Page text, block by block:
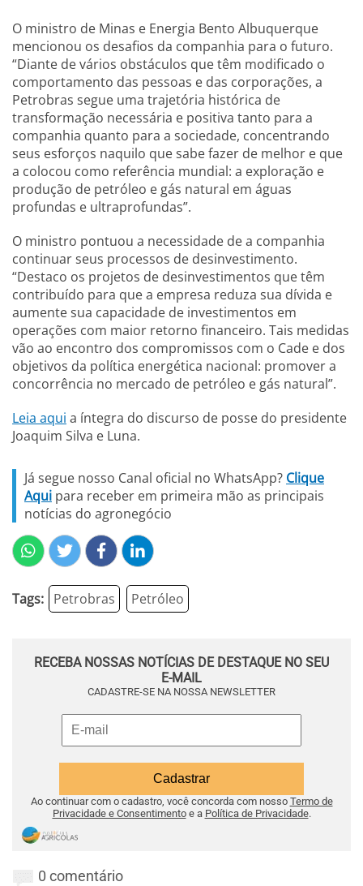
O ministro de Minas e Energia Bento Albuquerque
mencionou os desafios da companhia para o futuro.
“Diante de vários obstáculos que têm modificado o
comportamento das pessoas e das corporações, a
Petrobras segue uma trajetória histórica de
transformação necessária e positiva tanto para a
companhia quanto para a sociedade, concentrando
seus esforços naquilo que sabe fazer de melhor e que
a colocou como referência mundial: a exploração e
produção de petróleo e gás natural em águas
profundas e ultraprofundas”.
O ministro pontuou a necessidade de a companhia
continuar seus processos de desinvestimento.
“Destaco os projetos de desinvestimentos que têm
contribuído para que a empresa reduza sua dívida e
aumente sua capacidade de investimentos em
operações com maior retorno financeiro. Tais medidas
vão ao encontro dos compromissos com o Cade e dos
objetivos da política energética nacional: promover a
concorrência no mercado de petróleo e gás natural”.
Leia aqui a íntegra do discurso de posse do presidente
Joaquim Silva e Luna.
Já segue nosso Canal oficial no WhatsApp? Clique
Aqui para receber em primeira mão as principais
notícias do agronegócio
Tags: Petrobras Petróleo
RECEBA NOSSAS NOTÍCIAS DE DESTAQUE NO SEU
E-MAIL
CADASTRE-SE NA NOSSA NEWSLETTER
Ao continuar com o cadastro, você concorda com nosso Termo de
Privacidade e Consentimentoe a Política de Privacidade.
0 comentário